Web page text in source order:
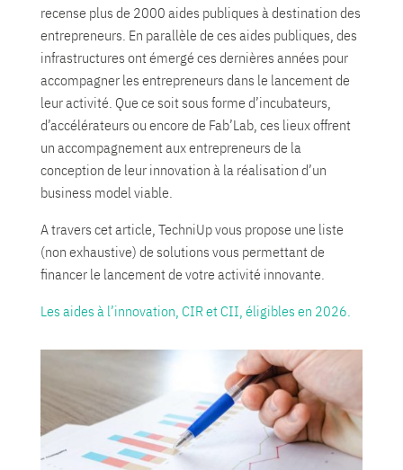
recense plus de 2000 aides publiques à destination des
entrepreneurs. En parallèle de ces aides publiques, des
infrastructures ont émergé ces dernières années pour
accompagner les entrepreneurs dans le lancement de
leur activité. Que ce soit sous forme d’incubateurs,
d’accélérateurs ou encore de Fab’Lab, ces lieux offrent
un accompagnement aux entrepreneurs de la
conception de leur innovation à la réalisation d’un
business model viable.
A travers cet article, TechniUp vous propose une liste
(non exhaustive) de solutions vous permettant de
financer le lancement de votre activité innovante.
Les aides à l’innovation, CIR et CII, éligibles en 2026.